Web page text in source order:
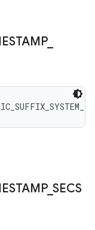
_
_SECS